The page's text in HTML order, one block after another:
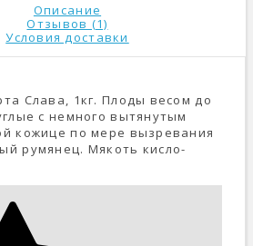
Описание
Отзывов (1)
Условия доставки
Слава, 1кг. Плоды весом до
с немного вытянутым
кожице по мере вызревания
румянец. Мякоть кисло-